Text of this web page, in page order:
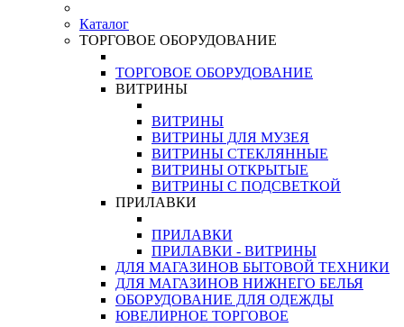
Каталог
ТОРГОВОЕ ОБОРУДОВАНИЕ
ТОРГОВОЕ ОБОРУДОВАНИЕ
ВИТРИНЫ
ВИТРИНЫ
ВИТРИНЫ ДЛЯ МУЗЕЯ
ВИТРИНЫ СТЕКЛЯННЫЕ
ВИТРИНЫ ОТКРЫТЫЕ
ВИТРИНЫ С ПОДСВЕТКОЙ
ПРИЛАВКИ
ПРИЛАВКИ
ПРИЛАВКИ - ВИТРИНЫ
ДЛЯ МАГАЗИНОВ БЫТОВОЙ ТЕХНИКИ
ДЛЯ МАГАЗИНОВ НИЖНЕГО БЕЛЬЯ
ОБОРУДОВАНИЕ ДЛЯ ОДЕЖДЫ
ЮВЕЛИРНОЕ ТОРГОВОЕ